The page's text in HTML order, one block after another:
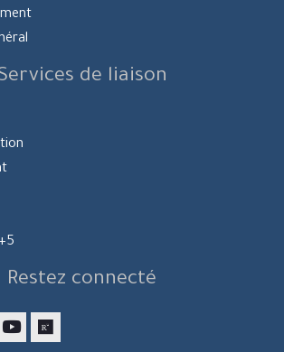
de liaison
Restez connecté